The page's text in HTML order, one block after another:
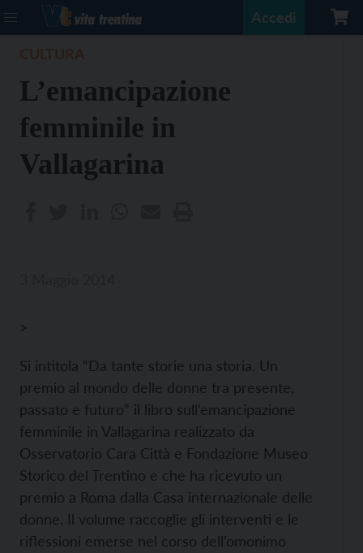
Accedi
L’emancipazione
femminile in
Vallagarina
>
Si intitola “Da tante storie una storia. Un
premio al mondo delle donne tra presente,
passato e futuro” il libro sull’emancipazione
femminile in Vallagarina realizzato da
Osservatorio Cara Città e Fondazione Museo
Storico del Trentino e che ha ricevuto un
premio a Roma dalla Casa internazionale delle
donne. Il volume raccoglie gli interventi e le
riflessioni emerse nel corso dell’omonimo